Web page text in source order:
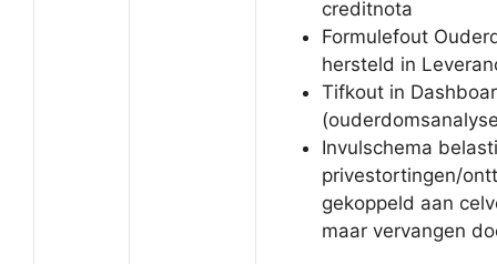
creditnota
Formulefout
hersteld in
Tifkout in
Invulschema
privestortingen/
gekoppeld aan
maar vervangen